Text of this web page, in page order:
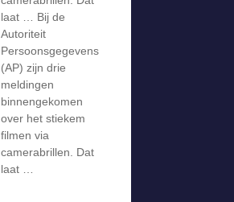
laat … Bij de
Autoriteit
Persoonsgegevens
(AP) zijn drie
meldingen
binnengekomen
over het stiekem
filmen via
camerabrillen. Dat
laat …